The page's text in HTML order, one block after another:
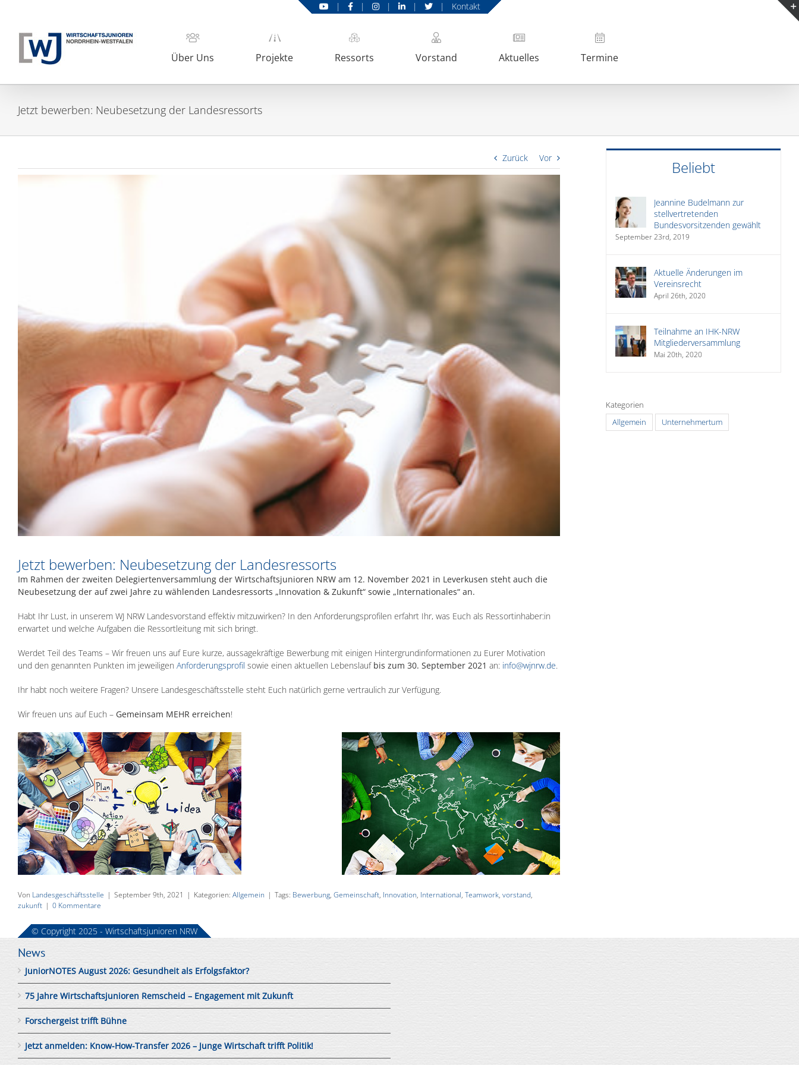
springen
Über Uns Projekte Ressorts Vorstand Aktuelles Termine
| | | | | Kontakt
Jetzt bewerben: Neubesetzung der Landesressorts
Zurück
Vor
Jetzt bewerben: Neubesetzung der Landesressorts
Im Rahmen der zweiten Delegiertenversammlung der Wirtschaftsjunioren NRW am 12. November 2021 in Leverkusen steht auch die
Neubesetzung der auf zwei Jahre zu wählenden Landesressorts „Innovation & Zukunft“ sowie „Internationales“ an.
Habt Ihr Lust, in unserem WJ NRW Landesvorstand effektiv mitzuwirken? In den Anforderungsprofilen erfahrt Ihr, was Euch als Ressortinhaber:in
erwartet und welche Aufgaben die Ressortleitung mit sich bringt.
Werdet Teil des Teams – Wir freuen uns auf Eure kurze, aussagekräftige Bewerbung mit einigen Hintergrundinformationen zu Eurer Motivation
und den genannten Punkten im jeweiligen Anforderungsprofil sowie einen aktuellen Lebenslauf bis zum 30. September 2021 an: info@wjnrw.de.
Ihr habt noch weitere Fragen? Unsere Landesgeschäftsstelle steht Euch natürlich gerne vertraulich zur Verfügung.
Wir freuen uns auf Euch – Gemeinsam MEHR erreichen!
Von Landesgeschäftsstelle | September 9th, 2021 | Kategorien: Allgemein | Tags: Bewerbung, Gemeinschaft, Innovation, International, Teamwork, vorstand,
zukunft | 0 Kommentare
Beliebt
Jeannine Budelmann zur
stellvertretenden
Bundesvorsitzenden gewählt
September 23rd, 2019
Aktuelle Änderungen im
Vereinsrecht
April 26th, 2020
Teilnahme an IHK-NRW
Mitgliederversammlung
Mai 20th, 2020
Kategorien
Allgemein Unternehmertum
News
JuniorNOTES August 2026: Gesundheit als Erfolgsfaktor?
75 Jahre Wirtschaftsjunioren Remscheid – Engagement mit Zukunft
Forschergeist trifft Bühne
Jetzt anmelden: Know-How-Transfer 2026 – Junge Wirtschaft trifft Politik!
© Copyright 2025 - Wirtschaftsjunioren NRW